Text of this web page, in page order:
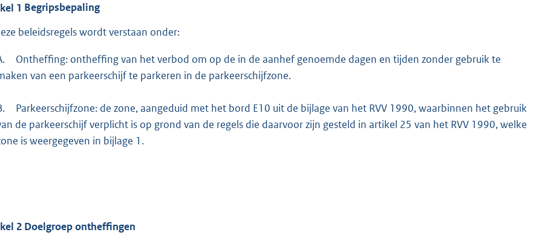
1 Begripsbepaling
beleidsregels wordt verstaan onder:
Ontheffing: ontheffing van het verbod om op de in de aanhef genoemde dagen en tijden zonder gebruik te
van een parkeerschijf te parkeren in de parkeerschijfzone.
Parkeerschijfzone: de zone, aangeduid met het bord E10 uit de bijlage van het RVV 1990, waarbinnen het gebruik
de parkeerschijf verplicht is op grond van de regels die daarvoor zijn gesteld in artikel 25 van het RVV 1990, welke
is weergegeven in bijlage 1.
2 Doelgroep ontheffingen